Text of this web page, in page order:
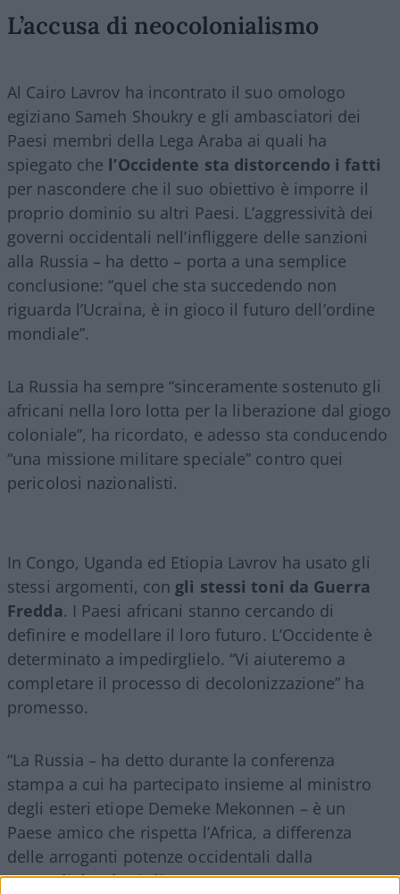
L’accusa di neocolonialismo
Al Cairo Lavrov ha incontrato il suo omologo
egiziano Sameh Shoukry e gli ambasciatori dei
Paesi membri della Lega Araba ai quali ha
spiegato che l’Occidente sta distorcendo i fatti
per nascondere che il suo obiettivo è imporre il
proprio dominio su altri Paesi. L’aggressività dei
governi occidentali nell’infliggere delle sanzioni
alla Russia – ha detto – porta a una semplice
conclusione: “quel che sta succedendo non
riguarda l’Ucraina, è in gioco il futuro dell’ordine
mondiale”.
La Russia ha sempre “sinceramente sostenuto gli
africani nella loro lotta per la liberazione dal giogo
coloniale”, ha ricordato, e adesso sta conducendo
“una missione militare speciale” contro quei
pericolosi nazionalisti.
In Congo, Uganda ed Etiopia Lavrov ha usato gli
stessi argomenti, con gli stessi toni da Guerra
Fredda. I Paesi africani stanno cercando di
definire e modellare il loro futuro. L’Occidente è
determinato a impedirglielo. “Vi aiuteremo a
completare il processo di decolonizzazione” ha
promesso.
“La Russia – ha detto durante la conferenza
stampa a cui ha partecipato insieme al ministro
degli esteri etiope Demeke Mekonnen – è un
Paese amico che rispetta l’Africa, a differenza
delle arroganti potenze occidentali dalla
mentalità colonialista”.